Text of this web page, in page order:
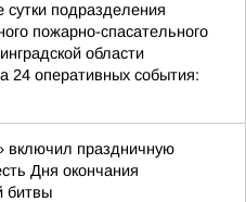
подразделения
пожарно-спасательного
области
24 оперативных события:
включил праздничную
Дня окончания
битвы